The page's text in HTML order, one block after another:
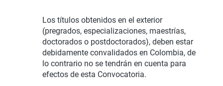
Los títulos obtenidos en el exterior
(pregrados, especializaciones, maestrías,
doctorados o postdoctorados), deben estar
debidamente convalidados en Colombia, de
lo contrario no se tendrán en cuenta para
efectos de esta Convocatoria.